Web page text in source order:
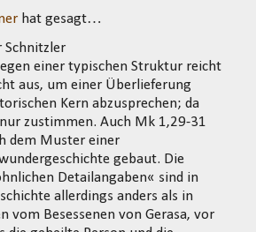
hat gesagt…
Schnitzler
einer typischen Struktur reicht
aus, um einer Überlieferung
Kern abzusprechen; da
zustimmen. Auch Mk 1,29-31
dem Muster einer
gebaut. Die
Detailangaben« sind in
allerdings anders als in
vom Besessenen von Gerasa, vor